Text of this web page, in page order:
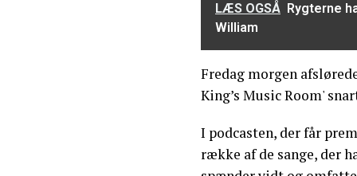
LÆS OGSÅ Rygterne
William
Fredag morgen
King’s Music Room'
I podcasten, der får
række af de sange, der